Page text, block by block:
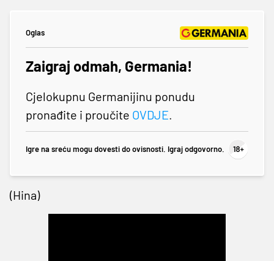
Oglas
Zaigraj odmah, Germania!
Cjelokupnu Germanijinu ponudu
pronađite i proučite OVDJE
Igre na sreću mogu dovesti do ovisnosti. Igraj odgovorno.
(Hina)